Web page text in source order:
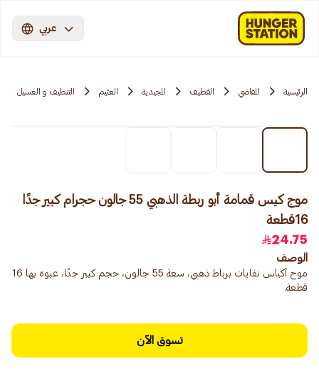
عربي
الرئيسية المقاضي القطيف المجيدية العثيم التنظيف و الغسيل
موج كيس قمامة أبو ربطة الذهبي 55 جالون حجرام كبير جدًا
16قطعة
24.75
الوصف
موج أكياس نفايات برباط ذهبي، سعة 55 جالون، حجم كبير جدًا، عبوة بها 16
قطعة.
تسوق الآن